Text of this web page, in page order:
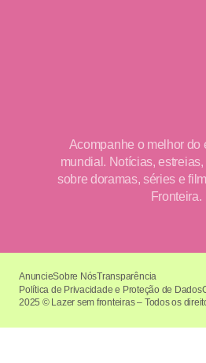
Acompanhe o melhor do
mundial. Notícias,
sobre doramas, séries e
Fronteira.
2025 © Lazer sem fronteiras – Todos os
AnuncieSobre NósTransparência
Política de Privacidade e Proteção de Dados